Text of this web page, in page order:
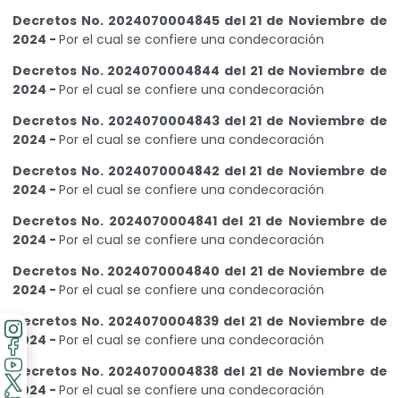
Decretos No. 2024070004845 del 21 de Noviembre de
2024 - Por el cual se confiere una condecoración
Decretos No. 2024070004844 del 21 de Noviembre de
2024 - Por el cual se confiere una condecoración
Decretos No. 2024070004843 del 21 de Noviembre de
2024 - Por el cual se confiere una condecoración
Decretos No. 2024070004842 del 21 de Noviembre de
2024 - Por el cual se confiere una condecoración
Decretos No. 2024070004841 del 21 de Noviembre de
2024 - Por el cual se confiere una condecoración
Decretos No. 2024070004840 del 21 de Noviembre de
2024 - Por el cual se confiere una condecoración
Decretos No. 2024070004839 del 21 de Noviembre de
2024 - Por el cual se confiere una condecoración
Decretos No. 2024070004838 del 21 de Noviembre de
2024 - Por el cual se confiere una condecoración